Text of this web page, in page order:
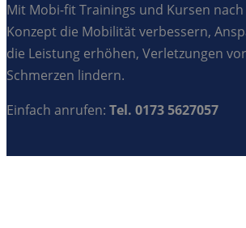
Mit Mobi-fit Trainings und Kursen
Konzept die Mobilität verbessern,
die Leistung erhöhen, Verletzungen
Schmerzen lindern.
Einfach anrufen: Tel. 0173 5627057